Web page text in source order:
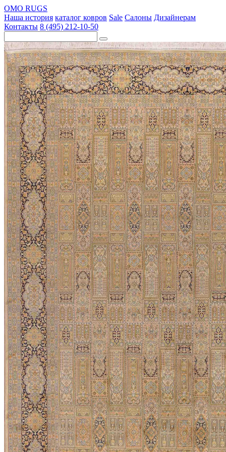
OMO RUGS
Наша история каталог ковров Sale Салоны Дизайнерам
Контакты 8 (495) 212-10-50